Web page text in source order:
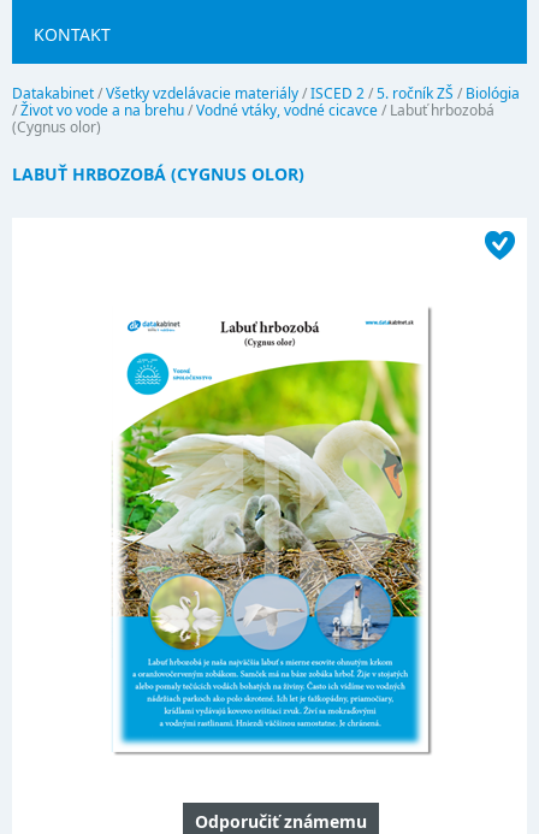
KONTAKT
Datakabinet/Všetky vzdelávacie materiály/ISCED 2/5. ročník ZŠ / Biológia
/Život vo vode a na brehu/Vodné vtáky, vodné cicavce/ Labuť hrbozobá
(Cygnus olor)
LABUŤ HRBOZOBÁ (CYGNUS OLOR)
Odporučiť známemu